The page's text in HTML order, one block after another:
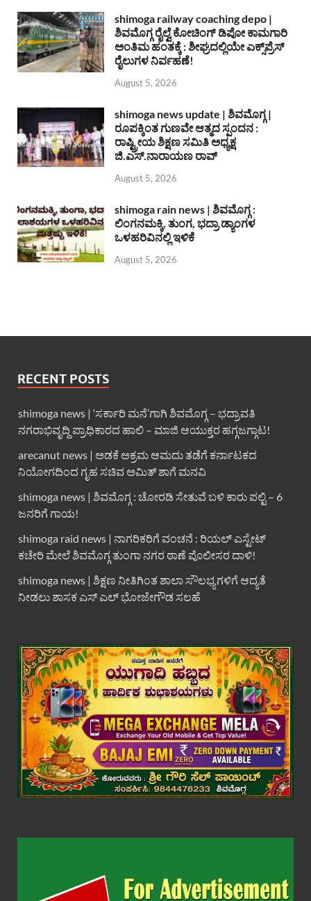
shimoga railway coaching depo |
ಶಿವಮೊಗ್ಗ ರೈಲ್ವೆ ಕೋಚಿಂಗ್ ಡಿಪೋ ಕಾಮಗಾರಿ
ಅಂತಿಮ ಹಂತಕ್ಕೆ : ಶೀಘ್ರದಲ್ಲಿಯೇ ಎಕ್ಸ್‌ಪ್ರೆಸ್
ರೈಲುಗಳ ನಿರ್ವಹಣೆ!
August 5, 2026
shimoga news update | ಶಿವಮೊಗ್ಗ |
ರೂಪಕ್ಕಿಂತ ಗುಣವೇ ಆತ್ಮದ ಸ್ಪಂದನ :
ರಾಷ್ಟ್ರೀಯ ಶಿಕ್ಷಣ ಸಮಿತಿ ಅಧ್ಯಕ್ಷ
ಜಿ.ಎಸ್.ನಾರಾಯಣ ರಾವ್
August 5, 2026
shimoga rain news | ಶಿವಮೊಗ್ಗ :
ಲಿಂಗನಮಕ್ಕಿ, ತುಂಗ, ಭದ್ರಾ ಡ್ಯಾಂಗಳ
ಒಳಹರಿವಿನಲ್ಲಿ ಇಳಿಕೆ
August 5, 2026
RECENT POSTS
shimoga news | ‘ಸರ್ಕಾರಿ ಮನೆ’ಗಾಗಿ ಶಿವಮೊಗ್ಗ – ಭದ್ರಾವತಿ
ನಗರಾಭಿವೃದ್ದಿ ಪ್ರಾಧಿಕಾರದ ಹಾಲಿ – ಮಾಜಿ ಆಯುಕ್ತರ ಹಗ್ಗಜಗ್ಗಾಟ!
arecanut news | ಅಡಕೆ ಅಕ್ರಮ ಆಮದು ತಡೆಗೆ ಕರ್ನಾಟಕದ
ನಿಯೋಗದಿಂದ ಗೃಹ ಸಚಿವ ಅಮಿತ್ ಶಾಗೆ ಮನವಿ
shimoga news | ಶಿವಮೊಗ್ಗ : ಚೋರಡಿ ಸೇತುವೆ ಬಳಿ ಕಾರು ಪಲ್ಟಿ – 6
ಜನರಿಗೆ ಗಾಯ!
shimoga raid news | ನಾಗರಿಕರಿಗೆ ವಂಚನೆ : ರಿಯಲ್ ಎಸ್ಟೇಟ್
ಕಚೇರಿ ಮೇಲೆ ಶಿವಮೊಗ್ಗ ತುಂಗಾ ನಗರ ಠಾಣೆ ಪೊಲೀಸರ ದಾಳಿ!
shimoga news | ಶಿಕ್ಷಣ ನೀತಿಗಿಂತ ಶಾಲಾ ಸೌಲಭ್ಯಗಳಿಗೆ ಆದ್ಯತೆ
ನೀಡಲು ಶಾಸಕ ಎಸ್ ಎಲ್ ಭೋಜೇಗೌಡ ಸಲಹೆ